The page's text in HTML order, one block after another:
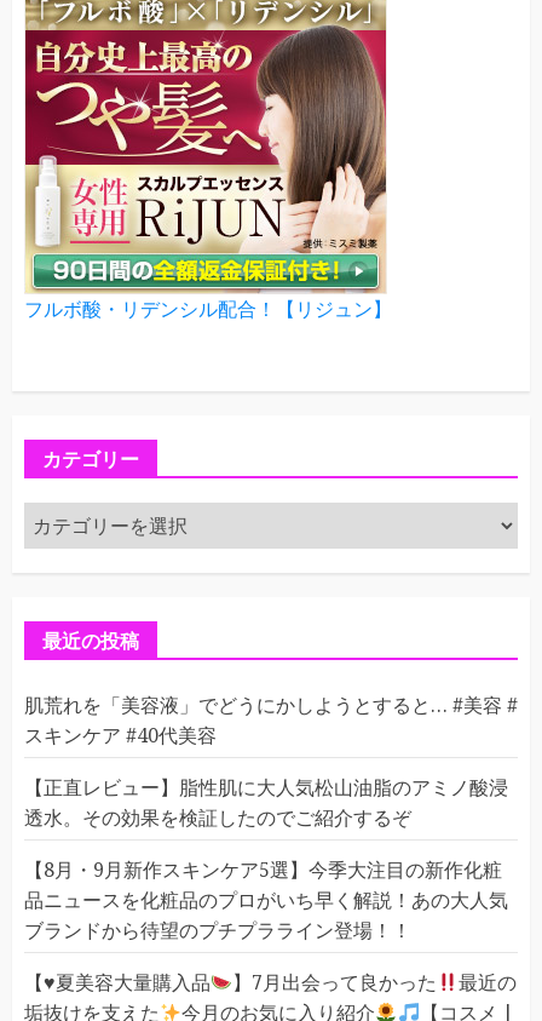
フルボ酸・リデンシル配合！【リジュン】
カテゴリー
カ
テ
ゴ
最近の投稿
肌荒れを「美容液」でどうにかしようとすると… #美容 #
スキンケア #40代美容
【正直レビュー】脂性肌に大人気松山油脂のアミノ酸浸
透水。その効果を検証したのでご紹介するぞ
【8月・9月新作スキンケア5選】今季大注目の新作化粧
品ニュースを化粧品のプロがいち早く解説！あの大人気
ブランドから待望のプチプラライン登場！！
【♥️夏美容大量購入品 】7月出会って良かった
最近の
垢抜けを支えた
今月のお気に入り紹介 【コスメ |